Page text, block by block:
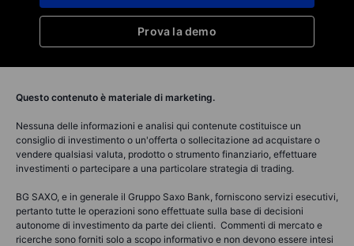
Prova la demo
Questo contenuto è materiale di marketing.
Nessuna delle informazioni e analisi qui contenute costituisce un
consiglio di investimento o un'offerta o sollecitazione ad acquistare o
vendere qualsiasi valuta, prodotto o strumento finanziario, effettuare
investimenti o partecipare a una particolare strategia di trading.
BG SAXO, e in generale il Gruppo Saxo Bank, forniscono servizi esecutivi,
pertanto tutte le operazioni sono effettuate sulla base di decisioni
autonome di investimento da parte dei clienti. Commenti di mercato e
ricerche sono forniti solo a scopo informativo e non devono essere intesi